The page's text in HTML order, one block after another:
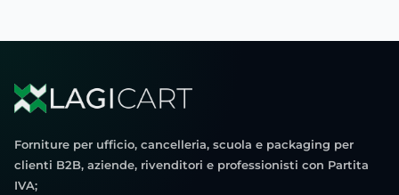
Forniture per ufficio, cancelleria, scuola e packaging per
clienti B2B, aziende, rivenditori e professionisti con Partita
IVA;